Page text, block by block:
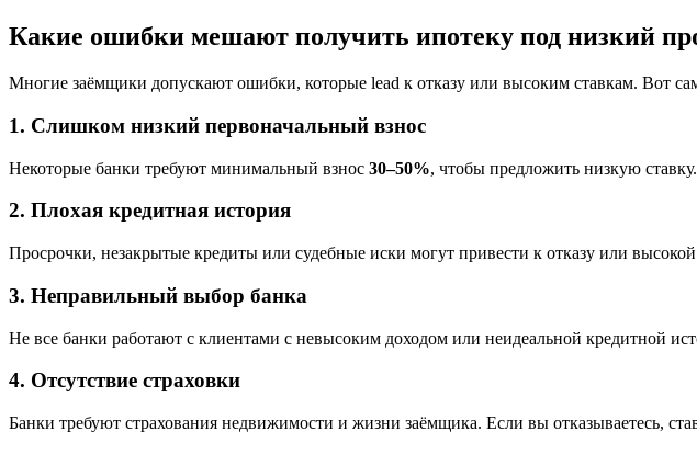
Какие ошибки мешают получить ипотеку под низкий
Многие заёмщики допускают ошибки, которые lead к отказу или высоким ставкам. Вот
1. Слишком низкий первоначальный взнос
Некоторые банки требуют минимальный взнос 30–50%, чтобы предложить низкую
2. Плохая кредитная история
Просрочки, незакрытые кредиты или судебные иски могут привести к отказу или высокой
3. Неправильный выбор банка
Не все банки работают с клиентами с невысоким доходом или неидеальной кредитной
4. Отсутствие страховки
Банки требуют страхования недвижимости и жизни заёмщика. Если вы отказываетесь,